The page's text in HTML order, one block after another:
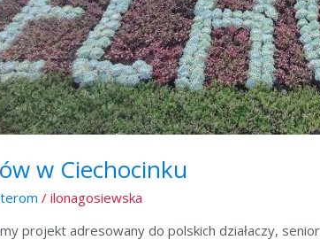
w Ciechocinku
/ ilonagosiewska
projekt adresowany do polskich działaczy,